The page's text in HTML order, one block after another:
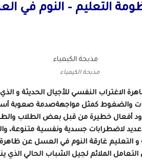
التعليم – النوم في
مذبحة الكيمياء
النفسي للأجيال الحديثة و الذي
والضغوط كمثل مواجهةصدمة صعوبة أسئلة
أفعال خطيرة من قبل بعض الطلاب
لاضطرابات جسدية ونفسية متنوعة،
و التعليم غارقة النوم في العسل عن
الملائم لجيل الشباب الحالي الذي